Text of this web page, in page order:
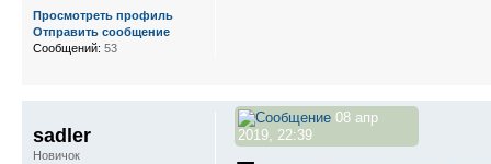
Просмотреть профиль
Отправить сообщение
Сообщений: 53
08 апр
2019, 22:39
sadler
Новичок